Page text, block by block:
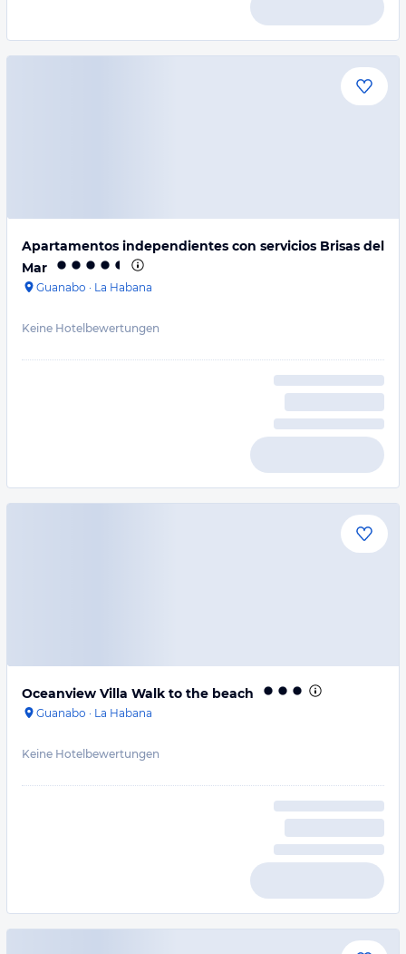
Apartamentos independientes con servicios Brisas del
Mar
Guanabo · La Habana
Keine Hotelbewertungen
Oceanview Villa Walk to the beach
Guanabo · La Habana
Keine Hotelbewertungen